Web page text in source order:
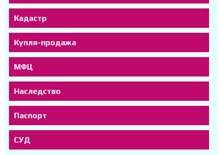
Кадастр
Купля-продажа
МФЦ
Наследство
Паспорт
СУД